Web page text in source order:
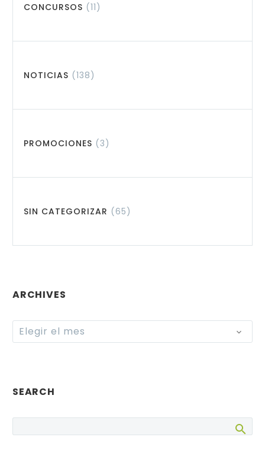
CONCURSOS (11)
NOTICIAS (138)
PROMOCIONES (3)
SIN CATEGORIZAR (65)
ARCHIVES
Archives
Elegir el mes
SEARCH